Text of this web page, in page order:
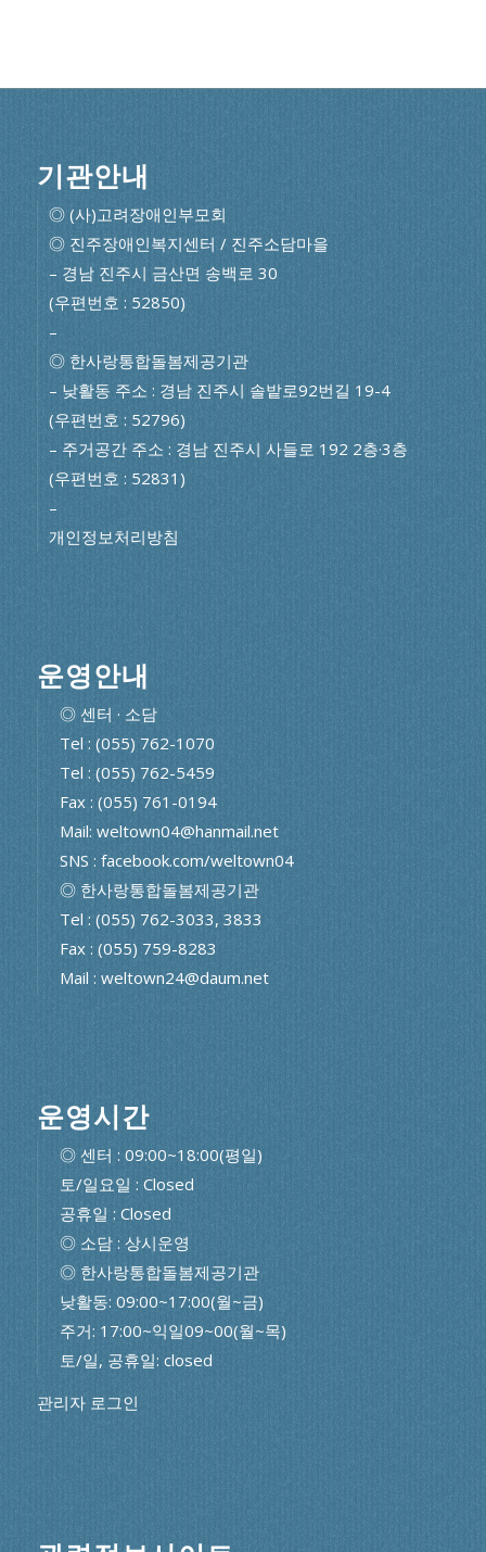
기관안내
◎ (사)고려장애인부모회
◎ 진주장애인복지센터 / 진주소담마을
– 경남 진주시 금산면 송백로 30
(우편번호 : 52850)
–
◎ 한사랑통합돌봄제공기관
– 낮활동 주소 : 경남 진주시 솔밭로92번길 19-4
(우편번호 : 52796)
– 주거공간 주소 : 경남 진주시 사들로 192 2층·3층
(우편번호 : 52831)
–
개인정보처리방침
운영안내
◎ 센터 · 소담
Tel : (055) 762-1070
Tel : (055) 762-5459
Fax : (055) 761-0194
Mail: weltown04@hanmail.net
SNS : facebook.com/weltown04
◎ 한사랑통합돌봄제공기관
Tel : (055) 762-3033, 3833
Fax : (055) 759-8283
Mail : weltown24@daum.net
운영시간
◎ 센터 : 09:00~18:00(평일)
토/일요일 : Closed
공휴일 : Closed
◎ 소담 : 상시운영
◎ 한사랑통합돌봄제공기관
낮활동: 09:00~17:00(월~금)
주거: 17:00~익일09~00(월~목)
토/일, 공휴일: closed
관리자 로그인